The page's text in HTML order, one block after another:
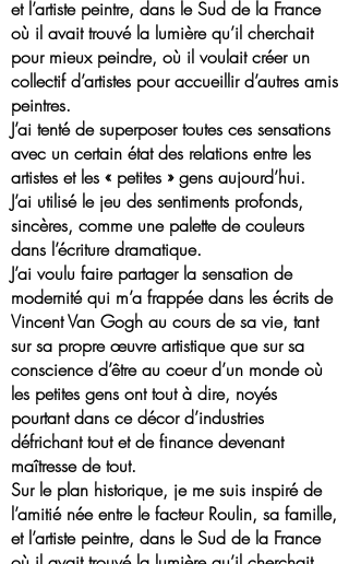
et l’artiste peintre, dans le Sud de la France
où il avait trouvé la lumière qu’il cherchait
pour mieux peindre, où il voulait créer un
collectif d’artistes pour accueillir d’autres amis
peintres.
J’ai tenté de superposer toutes ces sensations
avec un certain état des relations entre les
artistes et les « petites » gens aujourd’hui.
J’ai utilisé le jeu des sentiments profonds,
sincères, comme une palette de couleurs
dans l’écriture dramatique.
J’ai voulu faire partager la sensation de
modernité qui m’a frappée dans les écrits de
Vincent Van Gogh au cours de sa vie, tant
sur sa propre œuvre artistique que sur sa
conscience d’être au coeur d’un monde où
les petites gens ont tout à dire, noyés
pourtant dans ce décor d’industries
défrichant tout et de finance devenant
maîtresse de tout.
Sur le plan historique, je me suis inspiré de
l’amitié née entre le facteur Roulin, sa famille,
et l’artiste peintre, dans le Sud de la France